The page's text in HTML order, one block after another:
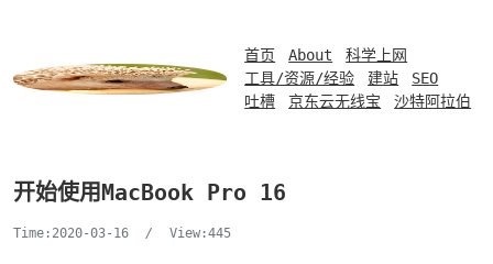
首页 About
科学上网
工具/资源/经验
建站
SEO
吐槽
京东云无线宝 沙特阿拉伯
开始使用MacBook Pro 16
Time:2020-03-16 / View:445